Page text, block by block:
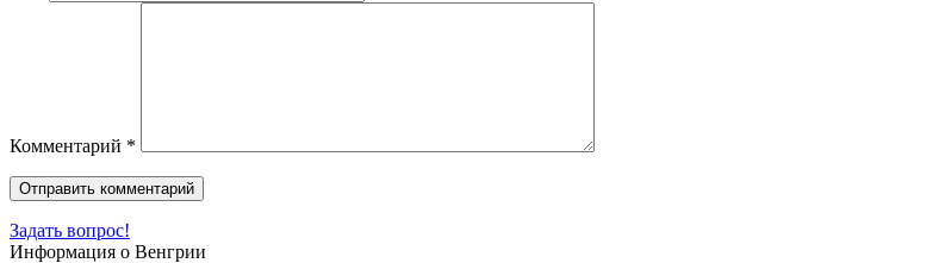
Комментарий *
Задать вопрос!
Информация о Венгрии